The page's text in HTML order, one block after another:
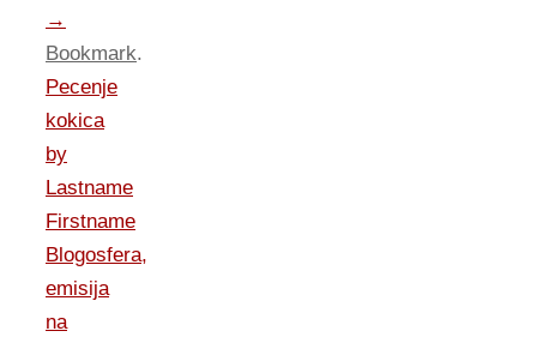
→
Bookmark.
Pecenje
kokica
by
Lastname
Firstname
Blogosfera,
emisija
na